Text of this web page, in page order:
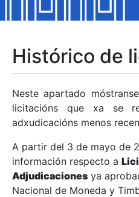
Mostrar/Ocultar
Mostrar/Ocultar
Mostrar/Ocultar
Mostrar/Ocultar
Histórico de
Neste apartado
licitacións que xa se
adxudicacións menos
A partir del 3 de mayo de
información respecto a
Adjudicaciones ya
Nacional de Moneda y